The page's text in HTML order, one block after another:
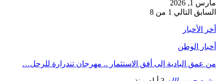
مارس 1, 2026
السابق التالي 1 من 8
أخر الأخبار
أخبار الوطن
من عمق البادية إلى أفق الاستثمار .. مهرجان تندرارة للرحل…